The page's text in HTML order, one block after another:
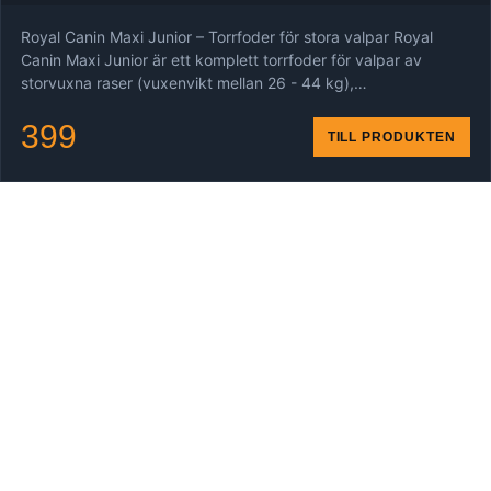
Royal Canin Maxi Junior – Torrfoder för stora valpar Royal
Canin Maxi Junior är ett komplett torrfoder för valpar av
storvuxna raser (vuxenvikt mellan 26 - 44 kg),…
399 TILL PRODUKTEN